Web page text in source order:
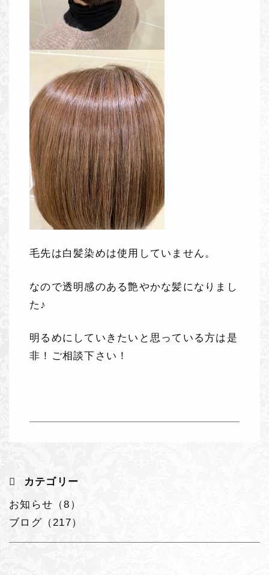
カテゴリー
お知らせ（8）
ブログ（217）
毛先は白髪染めは使用していません。
なので透明感のある艶やかな髪になりまし
た♪
明るめにしていきたいと思っている方は是
非！ご相談下さい！